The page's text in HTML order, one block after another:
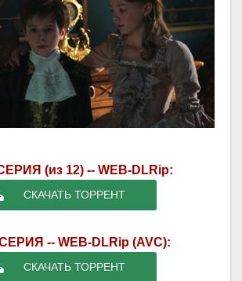
(из 12) -- WEB-DLRip:
СКАЧАТЬ ТОРРЕНТ
-- WEB-DLRip (AVC):
СКАЧАТЬ ТОРРЕНТ